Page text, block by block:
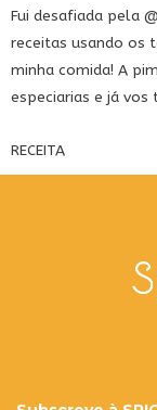
Fui desafiada pela
receitas usando os
minha comida! A
especiarias e já vos
RECEITA